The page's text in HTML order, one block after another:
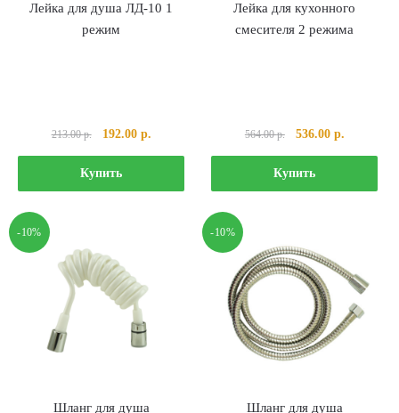
Лейка для душа ЛД-10 1
режим
213.00р.
Первоначальная
цена
составляла
213.00 р..
192.00 р.Текущая
цена:
Купить
Лейка для кухонного
смесителя 2 режима
564.00р.
Первоначальная
цена
составляла
564.00 р..
536.00 р.Текущая
цена:
Купить
-10%
Шланг для душа
-10%
Шланг для душа